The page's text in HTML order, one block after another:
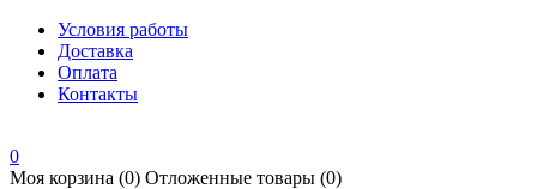
Условия работы
Доставка
Оплата
Контакты
0
Моя корзина (0) Отложенные товары (0)